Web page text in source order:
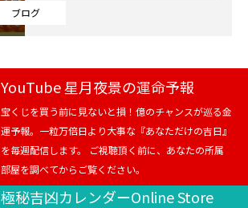
ブログ
YouTube 星月夜景の運命予報
宝くじを買う前に見ないと損！億のチャンスが巡る金
運予報。一粒万倍日より大事な『あなただけの吉日』
を毎週配信します。 ご視聴頂く前に、あなたの所属
部屋を調べてからご覧ください。
極秘吉凶カレンダーOnline Store